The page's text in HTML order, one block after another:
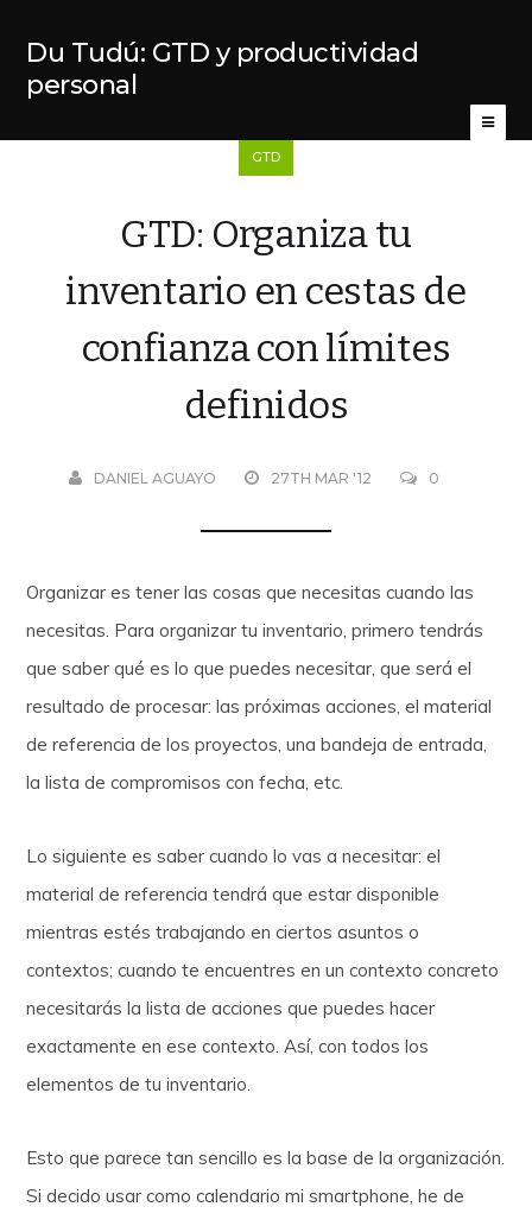
Du Tudú: GTD y productividad
personal
GTD
GTD: Organiza tu
inventario en cestas de
confianza con límites
definidos
DANIEL AGUAYO 27TH MAR '12 0
Organizar es tener las cosas que necesitas cuando las
necesitas. Para organizar tu inventario, primero tendrás
que saber qué es lo que puedes necesitar, que será el
resultado de procesar: las próximas acciones, el material
de referencia de los proyectos, una bandeja de entrada,
la lista de compromisos con fecha, etc.
Lo siguiente es saber cuando lo vas a necesitar: el
material de referencia tendrá que estar disponible
mientras estés trabajando en ciertos asuntos o
contextos; cuando te encuentres en un contexto concreto
necesitarás la lista de acciones que puedes hacer
exactamente en ese contexto. Así, con todos los
elementos de tu inventario.
Esto que parece tan sencillo es la base de la organización.
Si decido usar como calendario mi smartphone, he de